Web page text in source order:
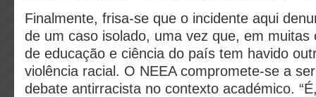
Finalmente, frisa-se que o incidente aqui
de um caso isolado, uma vez que, em muitas
de educação e ciência do país tem havido
violência racial. O NEEA compromete-se a
debate antirracista no contexto académico.